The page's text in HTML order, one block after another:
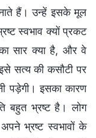
हैं। उन्हें इसके मूल
स्वभाव क्यों प्रकट
सार क्या है, और वे
सत्य की कसौटी पर
पड़ेगी। इसका कारण
बहुत भ्रष्ट है। लोग
भ्रष्ट स्वभावों के